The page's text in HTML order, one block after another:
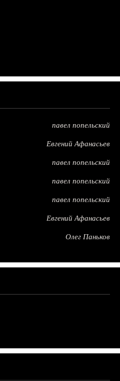
павел попельский
Евгений Афанасьев
павел попельский
павел попельский
павел попельский
Евгений Афанасьев
Олег Паньков